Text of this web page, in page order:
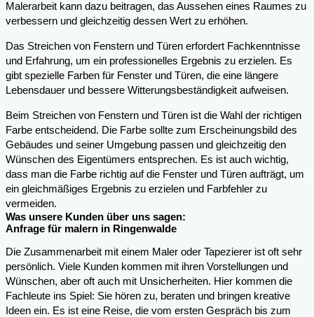
Malerarbeit kann dazu beitragen, das Aussehen eines Raumes zu
verbessern und gleichzeitig dessen Wert zu erhöhen.
Das Streichen von Fenstern und Türen erfordert Fachkenntnisse
und Erfahrung, um ein professionelles Ergebnis zu erzielen. Es
gibt spezielle Farben für Fenster und Türen, die eine längere
Lebensdauer und bessere Witterungsbeständigkeit aufweisen.
Beim Streichen von Fenstern und Türen ist die Wahl der richtigen
Farbe entscheidend. Die Farbe sollte zum Erscheinungsbild des
Gebäudes und seiner Umgebung passen und gleichzeitig den
Wünschen des Eigentümers entsprechen. Es ist auch wichtig,
dass man die Farbe richtig auf die Fenster und Türen aufträgt, um
ein gleichmäßiges Ergebnis zu erzielen und Farbfehler zu
vermeiden.
Was unsere Kunden über uns sagen:
Anfrage für malern in Ringenwalde
Die Zusammenarbeit mit einem Maler oder Tapezierer ist oft sehr
persönlich. Viele Kunden kommen mit ihren Vorstellungen und
Wünschen, aber oft auch mit Unsicherheiten. Hier kommen die
Fachleute ins Spiel: Sie hören zu, beraten und bringen kreative
Ideen ein. Es ist eine Reise, die vom ersten Gespräch bis zum